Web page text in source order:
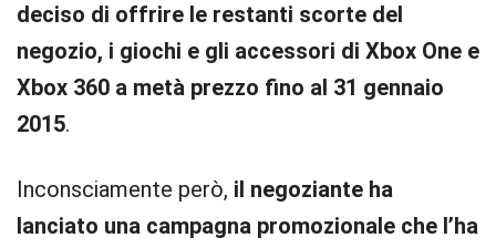
deciso di offrire le restanti scorte del
negozio, i giochi e gli accessori di Xbox One e
Xbox 360 a metà prezzo fino al 31 gennaio
2015.
Inconsciamente però, il negoziante ha
lanciato una campagna promozionale che l’ha